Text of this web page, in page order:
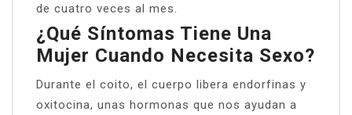
de cuatro veces al mes.
¿Qué Síntomas Tiene Una
Mujer Cuando Necesita Sexo?
Durante el coito, el cuerpo libera endorfinas y
oxitocina, unas hormonas que nos ayudan a